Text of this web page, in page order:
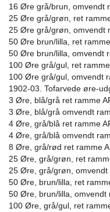
16 Øre grå/brun, omvendt
25 Øre grå/grøn, ret
25 Øre grå/grøn, omvendt
50 Øre brun/lilla, ret
50 Øre brun/lilla, omvendt
100 Øre grå/gul, ret ramme
100 Øre grå/gul, omvendt
1902-03. Tofarvede øre-
3 Øre, blå/grå ret ramme
3 Øre, blå/grå omvendt
4 Øre, grå/blå ret ramme
4 Øre, grå/blå omvendt
8 Øre, grå/rød ret ramme
25 Øre, grå/grøn, ret
25 Øre, grå/grøn, omvendt
50 Øre, brun/lilla, ret
50 Øre, brun/lilla, omvendt
100 Øre, grå/gul, ret